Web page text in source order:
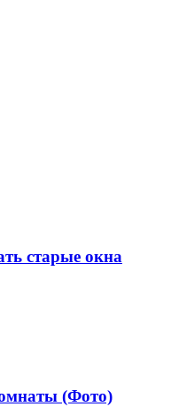
старые окна
(Фото)